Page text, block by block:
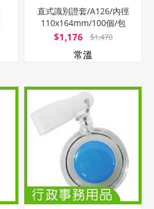
直式識別證套/A126/內徑
110x164mm/100個/包
$1,176 $1,470
常溫